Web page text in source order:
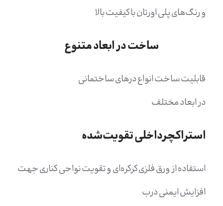
و رنگ‌های پلی اورتان با کیفیت بالا
ساخت در ابعاد متنوع
قابلیت ساخت انواع درهای ساختمانی
در ابعاد مختلف
استراکچرداخلی تقویت‌شده
استفاده از ورق فلزی کرکره‌ای و تقویت نواحی کناری جهت
افزایش ایمنی درب